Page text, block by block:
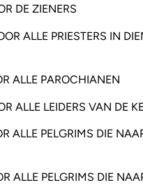
DE ZIENERS
ALLE PRIESTERS IN
ALLE PAROCHIANEN
ALLE LEIDERS VAN DE
ALLE PELGRIMS DIE
ALLE PELGRIMS DIE